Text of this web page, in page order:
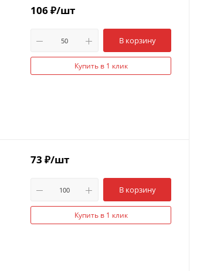
106₽/шт
В корзину
Купить в 1 клик
73 ₽/шт
В корзину
Купить в 1 клик